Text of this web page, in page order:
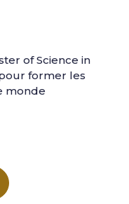
of Science in
former les
monde